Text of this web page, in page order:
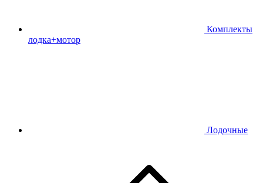
Комплекты
лодка+мотор
Лодочные